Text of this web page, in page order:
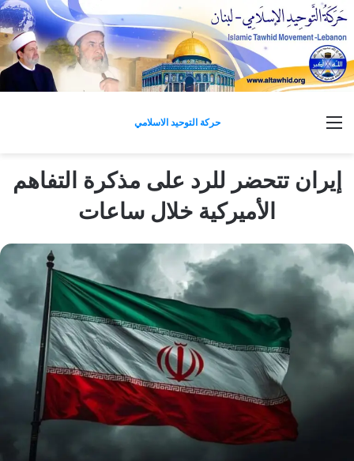
حركة التوحيد الاسلامي القائمة
إيران تتحضر للرد على مذكرة التفاهم
الأميركية خلال ساعات